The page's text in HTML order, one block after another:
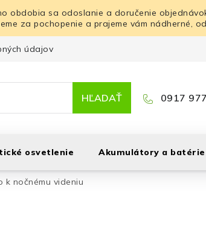
obdobia sa odoslanie a doručenie
za pochopenie a prajeme vám nádherné,
údajov
HĽADAŤ 0917
osvetlenie Akumulátory a batérie
k nočnému videniu